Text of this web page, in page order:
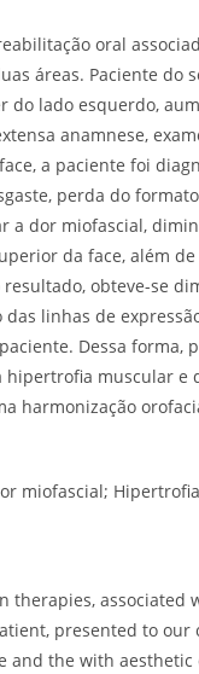
oral
áreas. Paciente do
lado esquerdo,
anamnese,
a paciente foi
perda do
a dor miofascial,
da face, além
obteve-se
linhas de
Dessa
muscular e
harmonização
miofascial;
presented to
the with